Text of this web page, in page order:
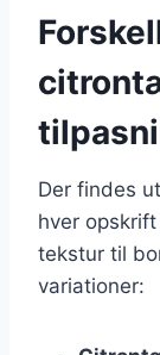
Der findes
hver
tekstur til
variationer: